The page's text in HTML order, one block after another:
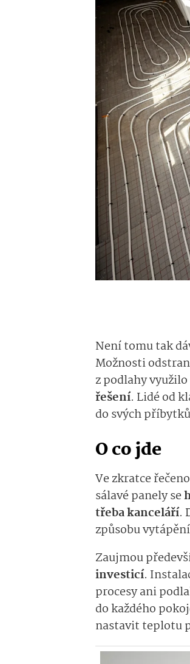
Není tomu tak
Možnosti
z podlahy
řešení. Lidé od
do svých
O co jde
Ve zkratce
sálavé panely se
třeba kanceláří.
způsobu
Zaujmou
investicí.
procesy ani
do každého
nastavit teplotu